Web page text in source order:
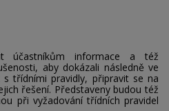
účastníkům informace a též
aby dokázali následně ve
třídními pravidly, připravit se na
řešení. Představeny budou též
při vyžadování třídních pravidel